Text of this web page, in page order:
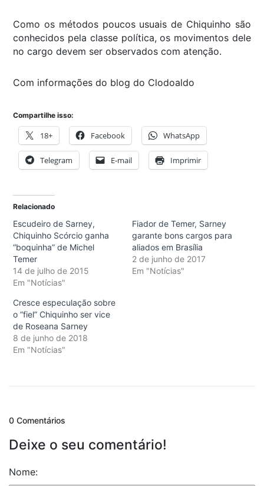
Como os métodos poucos usuais de Chiquinho são
conhecidos pela classe política, os movimentos dele
no cargo devem ser observados com atenção.
Com informações do blog do Clodoaldo
Compartilhe isso:
18+ Facebook WhatsApp
Telegram E-mail Imprimir
Relacionado
Escudeiro de Sarney,
Chiquinho Scórcio ganha
“boquinha” de Michel
Temer
14 de julho de 2015
Em "Notícias"
Fiador de Temer, Sarney
garante bons cargos para
aliados em Brasília
2 de junho de 2017
Em "Notícias"
Cresce especulação sobre
o “fiel” Chiquinho ser vice
de Roseana Sarney
8 de junho de 2018
Em "Notícias"
0 Comentários
Deixe o seu comentário!
Nome: